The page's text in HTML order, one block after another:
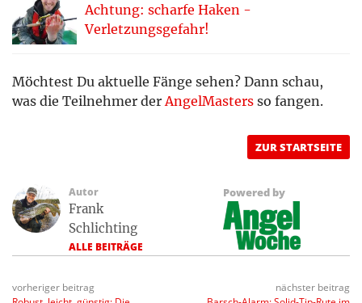
Achtung: scharfe Haken -
Verletzungsgefahr!
Möchtest Du aktuelle Fänge sehen? Dann schau,
was die Teilnehmer derAngelMasters so fangen.
ZUR STARTSEITE
Autor
Frank
Schlichting
ALLE BEITRÄGE
Powered by
vorheriger beitrag
nächster beitrag